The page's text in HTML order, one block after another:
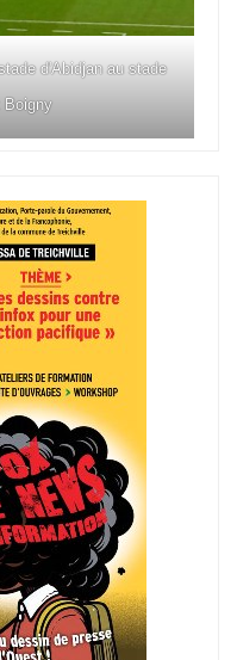
d'Abidjan au stade
Boigny